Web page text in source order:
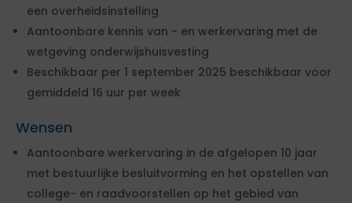
een overheidsinstelling
Aantoonbare kennis van - en werkervaring met de
wetgeving onderwijshuisvesting
Beschikbaar per 1 september 2025 beschikbaar voor
gemiddeld 16 uur per week
Wensen
Aantoonbare werkervaring in de afgelopen 10 jaar
met bestuurlijke besluitvorming en het opstellen van
college- en raadvoorstellen op het gebied van